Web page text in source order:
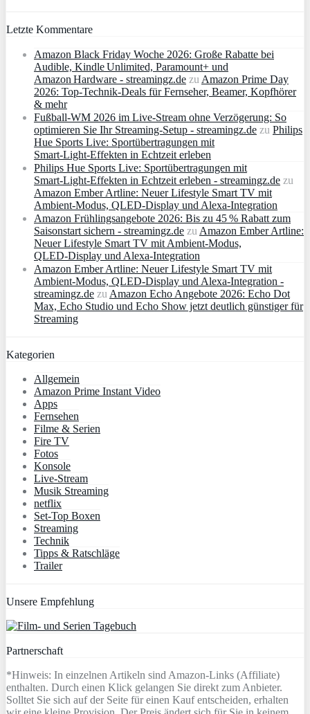
Letzte Kommentare
Amazon Black Friday Woche 2026: Große Rabatte bei
Audible, Kindle Unlimited, Paramount+ und
Amazon Hardware - streamingz.de zu Amazon Prime Day
2026: Top-Technik-Deals für Fernseher, Beamer, Kopfhörer
& mehr
Fußball-WM 2026 im Live-Stream ohne Verzögerung: So
optimieren Sie Ihr Streaming-Setup - streamingz.de zu Philips
Hue Sports Live: Sportübertragungen mit
Smart‑Light‑Effekten in Echtzeit erleben
Philips Hue Sports Live: Sportübertragungen mit
Smart‑Light‑Effekten in Echtzeit erleben - streamingz.de zu
Amazon Ember Artline: Neuer Lifestyle Smart TV mit
Ambient‑Modus, QLED‑Display und Alexa‑Integration
Amazon Frühlingsangebote 2026: Bis zu 45 % Rabatt zum
Saisonstart sichern - streamingz.de zu Amazon Ember Artline:
Neuer Lifestyle Smart TV mit Ambient‑Modus,
QLED‑Display und Alexa‑Integration
Amazon Ember Artline: Neuer Lifestyle Smart TV mit
Ambient‑Modus, QLED‑Display und Alexa‑Integration -
streamingz.de zu Amazon Echo Angebote 2026: Echo Dot
Max, Echo Studio und Echo Show jetzt deutlich günstiger für
Streaming
Kategorien
Allgemein
Amazon Prime Instant Video
Apps
Fernsehen
Filme & Serien
Fire TV
Fotos
Konsole
Live-Stream
Musik Streaming
netflix
Set-Top Boxen
Streaming
Technik
Tipps & Ratschläge
Trailer
Unsere Empfehlung
Partnerschaft
*Hinweis: In einzelnen Artikeln sind Amazon-Links (Affiliate)
enthalten. Durch einen Klick gelangen Sie direkt zum Anbieter.
Solltet Sie sich auf der Seite für einen Kauf entscheiden, erhalten